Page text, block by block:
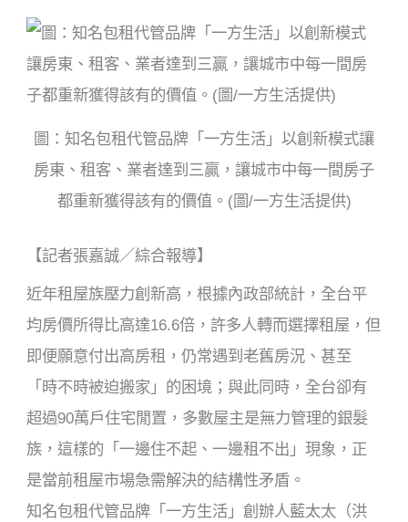
b
o
o
k
圖：知名包租代管品牌「一方生活」以創新模式讓
房東、租客、業者達到三贏，讓城市中每一間房子
都重新獲得該有的價值。(圖/一方生活提供)
【記者張嘉誠／綜合報導】
近年租屋族壓力創新高，根據內政部統計，全台平
均房價所得比高達16.6倍，許多人轉而選擇租屋，但
即便願意付出高房租，仍常遇到老舊房況、甚至
「時不時被迫搬家」的困境；與此同時，全台卻有
超過90萬戶住宅閒置，多數屋主是無力管理的銀髮
族，這樣的「一邊住不起、一邊租不出」現象，正
是當前租屋市場急需解決的結構性矛盾。
知名包租代管品牌「一方生活」創辦人藍太太（洪